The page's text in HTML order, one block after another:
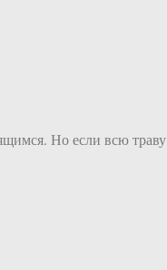
Но если всю траву